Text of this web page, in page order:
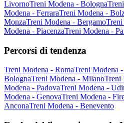
LivornoTreni Modena - Bologna
Modena - FerraraTreni Modena -
MonzaTreni Modena - BergamoTreni
Modena - PiacenzaTreni Modena -
Percorsi di tendenza
Treni Modena - RomaTreni Modena -
BolognaTreni Modena - MilanoTreni
Modena - PadovaTreni Modena -
Modena - GenovaTreni Modena -
AnconaTreni Modena - Benevento